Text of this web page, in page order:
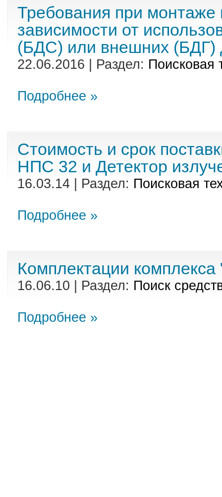
Требования при
зависимости от
(БДС) или внешних (БДГ)
22.06.2016 | Раздел: Поисковая
Подробнее »
Стоимость и срок
НПС 32 и Детектор
16.03.14 | Раздел: Поисковая
Подробнее »
Комплектации
16.06.10 | Раздел: Поиск
Подробнее »